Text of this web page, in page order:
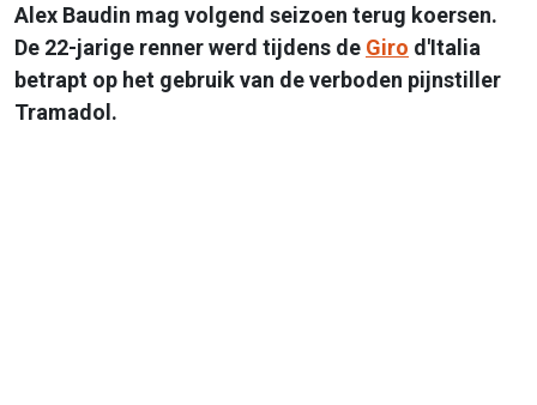
Alex Baudin mag volgend seizoen terug koersen.
De 22-jarige renner werd tijdens de Giro d'Italia
betrapt op het gebruik van de verboden pijnstiller
Tramadol.